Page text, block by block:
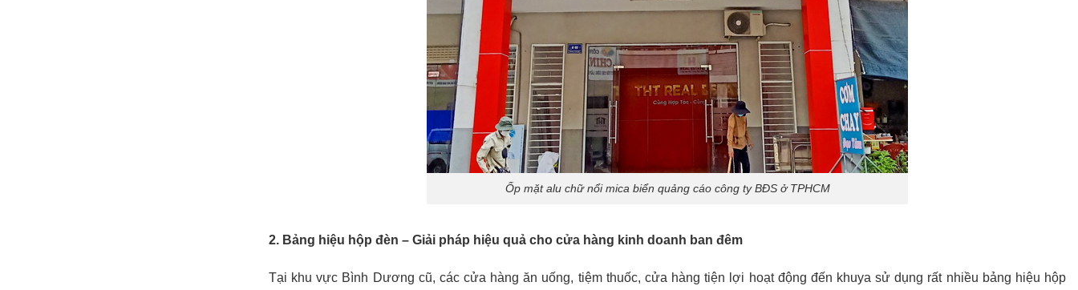
Ốp mặt alu chữ nổi mica biển quảng cáo công ty BĐS ở TPHCM
2. Bảng hiệu hộp đèn – Giải pháp hiệu quả cho cửa hàng kinh doanh ban đêm
Tại khu vực Bình Dương cũ, các cửa hàng ăn uống, tiệm thuốc, cửa hàng tiện lợi hoạt động đến khuya sử dụng rất nhiều bảng hiệu hộp